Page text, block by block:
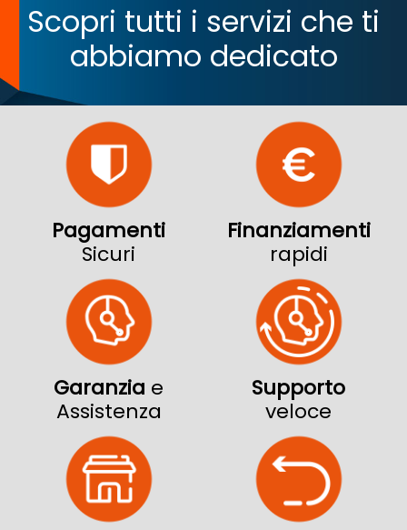
Scopri tutti i servizi che ti
abbiamo dedicato
Pagamenti
Sicuri
Finanziamenti
rapidi
Garanzia e
Assistenza
Supporto
veloce